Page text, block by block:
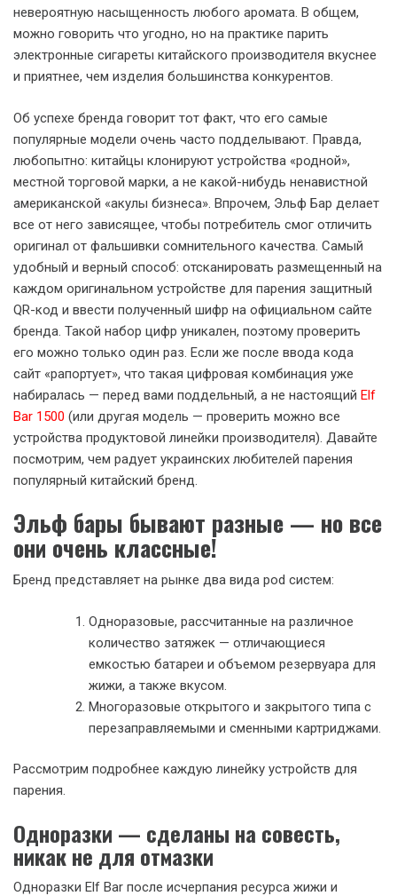
невероятную насыщенность любого аромата. В общем,
можно говорить что угодно, но на практике парить
электронные сигареты китайского производителя вкуснее
и приятнее, чем изделия большинства конкурентов.
Об успехе бренда говорит тот факт, что его самые
популярные модели очень часто подделывают. Правда,
любопытно: китайцы клонируют устройства «родной»,
местной торговой марки, а не какой-нибудь ненавистной
американской «акулы бизнеса». Впрочем, Эльф Бар делает
все от него зависящее, чтобы потребитель смог отличить
оригинал от фальшивки сомнительного качества. Самый
удобный и верный способ: отсканировать размещенный на
каждом оригинальном устройстве для парения защитный
QR-код и ввести полученный шифр на официальном сайте
бренда. Такой набор цифр уникален, поэтому проверить
его можно только один раз. Если же после ввода кода
сайт «рапортует», что такая цифровая комбинация уже
набиралась — перед вами поддельный, а не настоящий Elf
Bar 1500 (или другая модель — проверить можно все
устройства продуктовой линейки производителя). Давайте
посмотрим, чем радует украинских любителей парения
популярный китайский бренд.
Эльф бары бывают разные — но все
они очень классные!
Бренд представляет на рынке два вида pod систем:
Одноразовые, рассчитанные на различное
количество затяжек — отличающиеся
емкостью батареи и объемом резервуара для
жижи, а также вкусом.
Многоразовые открытого и закрытого типа с
перезаправляемыми и сменными картриджами.
Рассмотрим подробнее каждую линейку устройств для
парения.
Одноразки — сделаны на совесть,
никак не для отмазки
Одноразки Elf Bar после исчерпания ресурса жижи и